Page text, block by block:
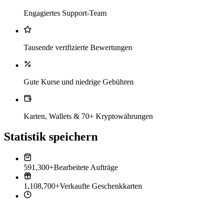
Engagiertes Support-Team
Tausende verifizierte Bewertungen
Gute Kurse und niedrige Gebühren
Karten, Wallets & 70+ Kryptowährungen
Statistik speichern
591,300+Bearbeitete Aufträge
1,108,700+Verkaufte Geschenkkarten